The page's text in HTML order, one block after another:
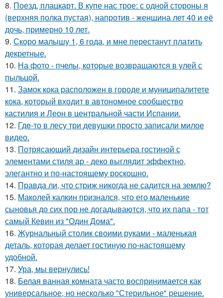
8. Поезд, плацкарт. В купе нас трое: с одной стороны я
(верхняя полка пустая), напротив - женщина лет 40 и её
дочь, примерно 10 лет.
9. Скоро малышу 1, 6 года, и мне перестанут платить
декретные.
10. На фото - пчелы, которые возвращаются в улей с
пыльцой.
11. Замок кока расположен в городе и муниципалитете
кока, который входит в автономное сообщество
кастилия и Леон в центральной части Испании.
12. Гдe-то в лесу три девушки просто записали милое
видео.
13. Потрясающий дизайн интерьера гостиной с
элементами стиля ар - деко выглядит эффектно,
элегантно и по-настоящему роскошно.
14. Правда ли, что стриж никогда не садится на землю?
15. Маколей калкин признался, что его маленькие
сыновья до сих пор не догадываются, что их папа - тот
самый Кевин из "Один Дома".
16. Журнальный столик своими руками - маленькая
деталь, которая делает гостиную по-настоящему
удобной.
17. Ура, мы вернулись!
18. Белая ванная комната часто воспринимается как
универсальное, но несколько "Стерильное" решение.